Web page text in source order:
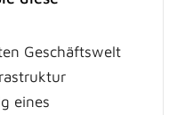
Geschäftswelt
eines